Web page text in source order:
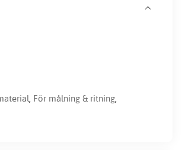
, För målning & ritning,